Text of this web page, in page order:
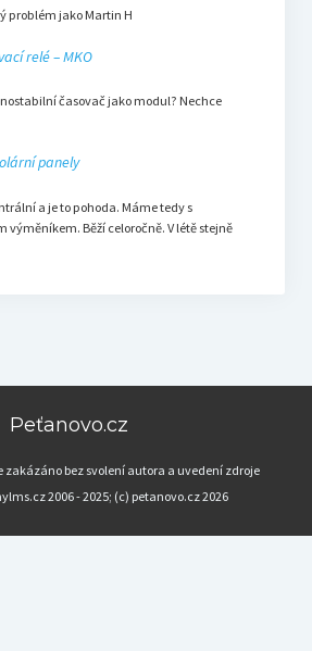
problém jako Martin H
relé – MKO
časovač jako modul? Nechce
panely
a je to pohoda. Máme tedy s
Běží celoročně. V létě stejně
Peťanovo.cz
zakázáno bez svolení autora a uvedení zdroje
2006 - 2025; (c) petanovo.cz 2026